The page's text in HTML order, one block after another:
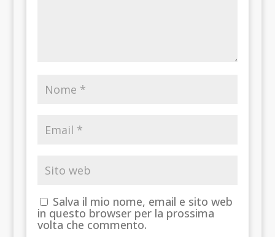
Salva il mio nome, email e sito web
in questo browser per la prossima
volta che commento.